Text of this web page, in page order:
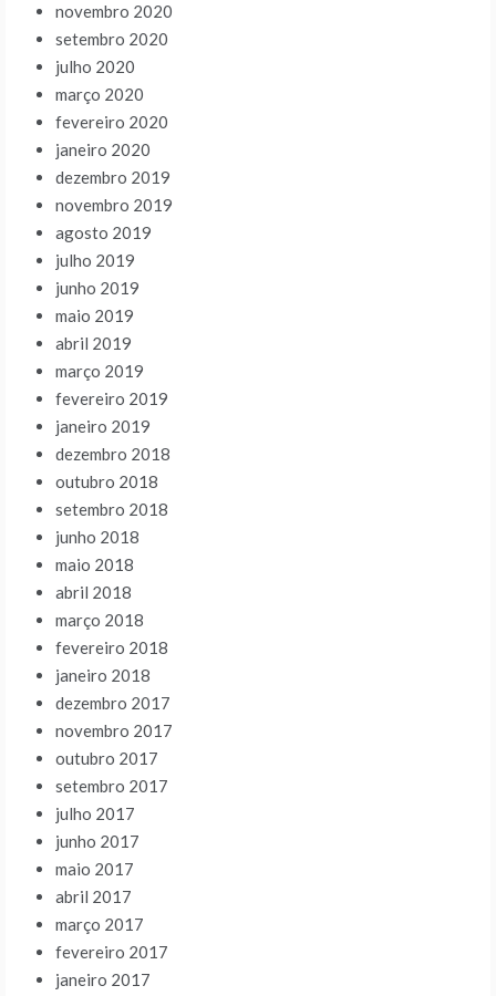
novembro 2020
setembro 2020
julho 2020
março 2020
fevereiro 2020
janeiro 2020
dezembro 2019
novembro 2019
agosto 2019
julho 2019
junho 2019
maio 2019
abril 2019
março 2019
fevereiro 2019
janeiro 2019
dezembro 2018
outubro 2018
setembro 2018
junho 2018
maio 2018
abril 2018
março 2018
fevereiro 2018
janeiro 2018
dezembro 2017
novembro 2017
outubro 2017
setembro 2017
julho 2017
junho 2017
maio 2017
abril 2017
março 2017
fevereiro 2017
janeiro 2017